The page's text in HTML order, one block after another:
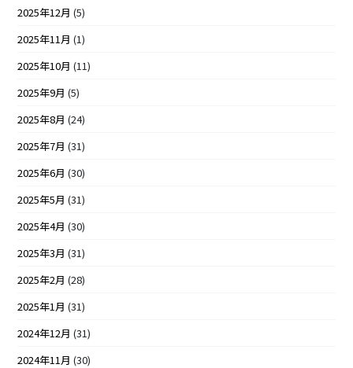
2025年12月 (5)
2025年11月 (1)
2025年10月 (11)
2025年9月 (5)
2025年8月 (24)
2025年7月 (31)
2025年6月 (30)
2025年5月 (31)
2025年4月 (30)
2025年3月 (31)
2025年2月 (28)
2025年1月 (31)
2024年12月 (31)
2024年11月 (30)